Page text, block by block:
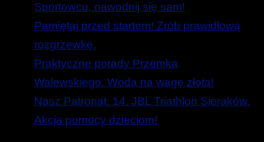
Sportowcu, nawodnij się sam!
Pamiętaj przed startem! Zrób prawidłową
rozgrzewkę.
Praktyczne porady Przemka
Walewskiego. Woda na wagę złota!
Nasz Patronat. 14. JBL Triathlon Sieraków.
Akcja pomocy dzieciom!